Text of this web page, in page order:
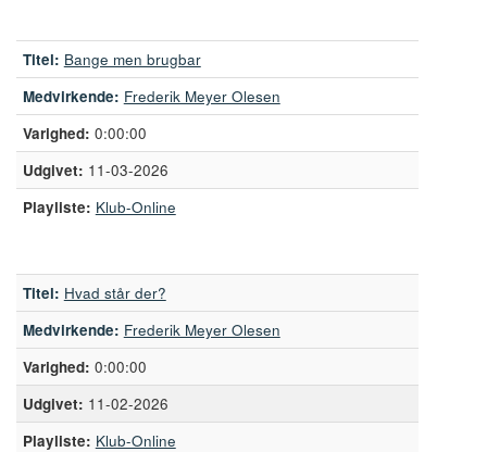
Titel: Bange men brugbar
Medvirkende: Frederik Meyer Olesen
0:00:00
11-03-2026
Playliste: Klub-Online
Titel: Hvad står der?
Medvirkende: Frederik Meyer Olesen
0:00:00
11-02-2026
Playliste: Klub-Online